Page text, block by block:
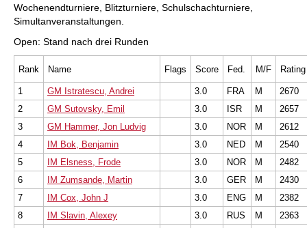
Wochenendturniere, Blitzturniere, Schulschachturniere,
Simultanveranstaltungen.
Open: Stand nach drei Runden
Rank Name Flags Score Fed. M/F Rating
1 GM Istratescu, Andrei 3.0 FRA M
2670
2
GM Sutovsky, Emil 3.0 ISR M
2657
3
GM Hammer, Jon Ludvig 3.0 NOR M
2612
4
IM Bok, Benjamin 3.0 NED M
2540
5
IM Elsness, Frode 3.0 NOR M
2482
6
IM Zumsande, Martin 3.0 GER M
2430
7
IM Cox, John J 3.0 ENG M
2382
8
IM Slavin, Alexey 3.0 RUS M
2363